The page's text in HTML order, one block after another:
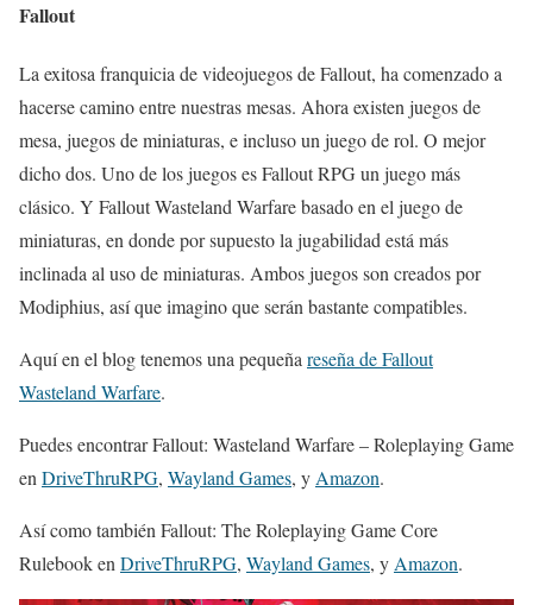
Fallout
La exitosa franquicia de videojuegos de Fallout, ha comenzado a
hacerse camino entre nuestras mesas. Ahora existen juegos de
mesa, juegos de miniaturas, e incluso un juego de rol. O mejor
dicho dos. Uno de los juegos es Fallout RPG un juego más
clásico. Y Fallout Wasteland Warfare basado en el juego de
miniaturas, en donde por supuesto la jugabilidad está más
inclinada al uso de miniaturas. Ambos juegos son creados por
Modiphius, así que imagino que serán bastante compatibles.
Aquí en el blog tenemos una pequeñareseña de Fallout
Wasteland Warfare.
Puedes encontrar Fallout: Wasteland Warfare – Roleplaying Game
enDriveThruRPG, Wayland Games, yAmazon.
Así como también Fallout: The Roleplaying Game Core
Rulebook enDriveThruRPG, Wayland Games, yAmazon.